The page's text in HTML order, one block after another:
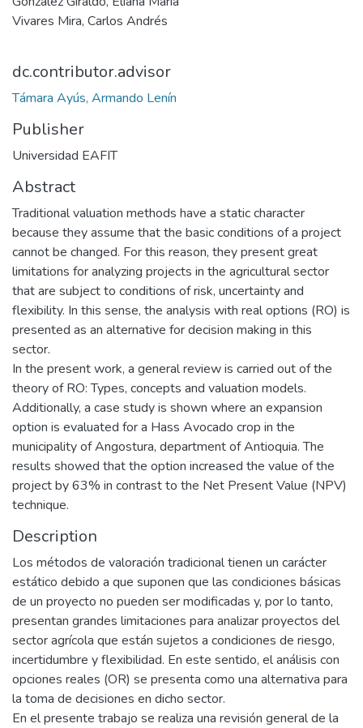
Vivares Mira, Carlos Andrés
dc.contributor.advisor
Támara Ayús, Armando Lenín
Publisher
Universidad EAFIT
Abstract
Traditional valuation methods have a static character
because they assume that the basic conditions of a project
cannot be changed. For this reason, they present great
limitations for analyzing projects in the agricultural sector
that are subject to conditions of risk, uncertainty and
flexibility. In this sense, the analysis with real options (RO) is
presented as an alternative for decision making in this
sector.
In the present work, a general review is carried out of the
theory of RO: Types, concepts and valuation models.
Additionally, a case study is shown where an expansion
option is evaluated for a Hass Avocado crop in the
municipality of Angostura, department of Antioquia. The
results showed that the option increased the value of the
project by 63% in contrast to the Net Present Value (NPV)
technique.
Description
Los métodos de valoración tradicional tienen un carácter
estático debido a que suponen que las condiciones básicas
de un proyecto no pueden ser modificadas y, por lo tanto,
presentan grandes limitaciones para analizar proyectos del
sector agrícola que están sujetos a condiciones de riesgo,
incertidumbre y flexibilidad. En este sentido, el análisis con
opciones reales (OR) se presenta como una alternativa para
la toma de decisiones en dicho sector.
En el presente trabajo se realiza una revisión general de la